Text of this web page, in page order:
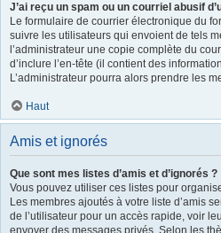
J’ai reçu un spam ou un courriel abusif
Le formulaire de courrier électronique du
suivre les utilisateurs qui envoient de tels
l’administrateur une copie complète du
d’inclure l’en-tête (il contient des
L’administrateur pourra alors prendre les
Haut
Amis et ignorés
Que sont mes listes d’amis et d’ignorés ?
Vous pouvez utiliser ces listes pour
Les membres ajoutés à votre liste d’amis
de l’utilisateur pour un accès rapide, voir
envoyer des messages privés. Selon les